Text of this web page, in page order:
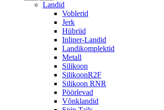
Landid
Voblerid
Jerk
Hübriid
Inliner-Landid
Landikomplektid
Metall
Silikoon
SilikoonR2F
Silikoon RNR
Pöörlevad
Võnklandid